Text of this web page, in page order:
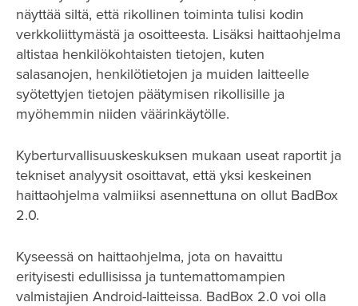
näyttää siltä, että rikollinen toiminta tulisi kodin
verkkoliittymästä ja osoitteesta. Lisäksi haittaohjelma
altistaa henkilökohtaisten tietojen, kuten
salasanojen, henkilötietojen ja muiden laitteelle
syötettyjen tietojen päätymisen rikollisille ja
myöhemmin niiden väärinkäytölle.
Kyberturvallisuuskeskuksen mukaan useat raportit ja
tekniset analyysit osoittavat, että yksi keskeinen
haittaohjelma valmiiksi asennettuna on ollut BadBox
2.0.
Kyseessä on haittaohjelma, jota on havaittu
erityisesti edullisissa ja tuntemattomampien
valmistajien Android-laitteissa. BadBox 2.0 voi olla